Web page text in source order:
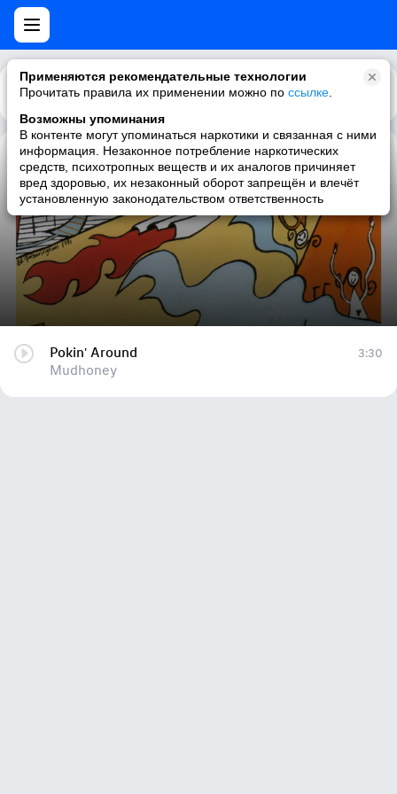
Применяются рекомендательные технологии
Прочитать правила их применении можно по ссылке
Возможны упоминания
В контенте могут упоминаться наркотики и связанная с ними
информация. Незаконное потребление наркотических
средств, психотропных веществ и их аналогов причиняет
вред здоровью, их незаконный оборот запрещён и влечёт
установленную законодательством ответственность
Каталог Рекомендации
Pokin' Around
Mudhoney
Pokin' Around
Mudhoney
3:30